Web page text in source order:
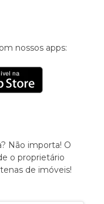
nossos apps:
Não importa! O
o proprietário
de imóveis!